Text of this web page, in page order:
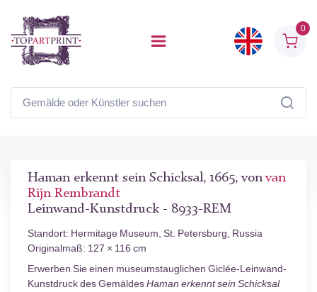
0
Haman erkennt sein Schicksal, 1665, vonvan
Rijn Rembrandt
Leinwand-Kunstdruck - 8933-REM
Standort: Hermitage Museum, St. Petersburg, Russia
Originalmaß: 127 × 116 cm
Erwerben Sie einen museumstauglichen Giclée-Leinwand-
Kunstdruck des GemäldesHaman erkennt sein Schicksal